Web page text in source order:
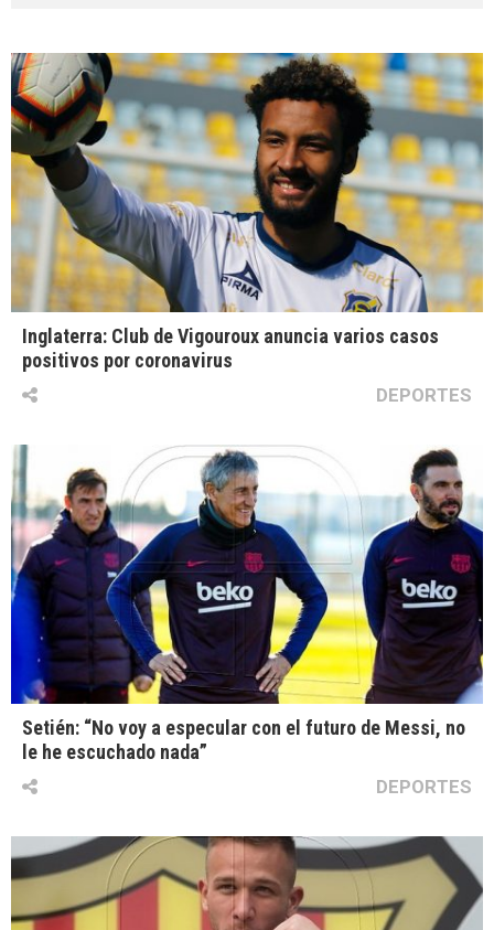
Inglaterra: Club de Vigouroux anuncia varios casos
positivos por coronavirus
DEPORTES
Setién: “No voy a especular con el futuro de Messi, no
le he escuchado nada”
DEPORTES